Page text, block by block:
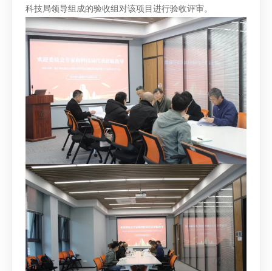
科技局领导组成的验收组对该项目进行验收评审。